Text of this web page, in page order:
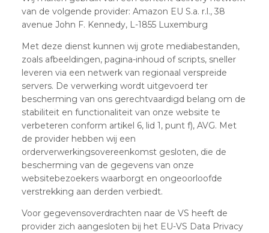
van de volgende provider: Amazon EU S.a. r.l., 38
avenue John F. Kennedy, L-1855 Luxemburg
Met deze dienst kunnen wij grote mediabestanden,
zoals afbeeldingen, pagina-inhoud of scripts, sneller
leveren via een netwerk van regionaal verspreide
servers. De verwerking wordt uitgevoerd ter
bescherming van ons gerechtvaardigd belang om de
stabiliteit en functionaliteit van onze website te
verbeteren conform artikel 6, lid 1, punt f), AVG. Met
de provider hebben wij een
orderverwerkingsovereenkomst gesloten, die de
bescherming van de gegevens van onze
websitebezoekers waarborgt en ongeoorloofde
verstrekking aan derden verbiedt.
Voor gegevensoverdrachten naar de VS heeft de
provider zich aangesloten bij het EU-VS Data Privacy